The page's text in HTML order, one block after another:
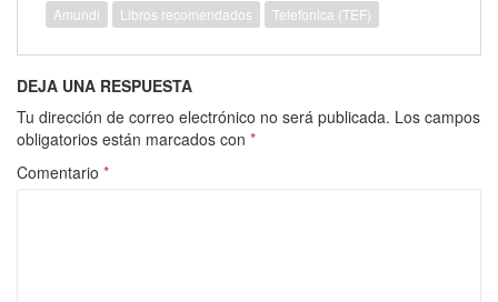
Amundi Libros recomendados Telefonica (TEF)
DEJA UNA RESPUESTA
Tu dirección de correo electrónico no será publicada. Los campos
obligatorios están marcados con *
Comentario *